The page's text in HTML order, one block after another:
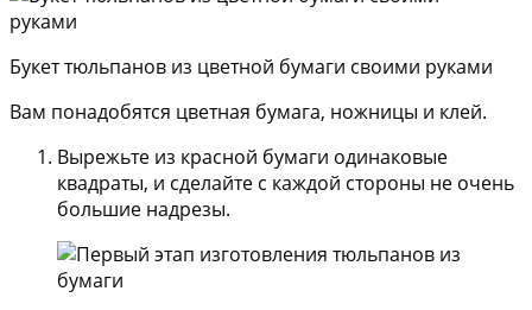
Букет тюльпанов из цветной бумаги своими руками
Вам понадобятся цветная бумага, ножницы и клей.
Вырежьте из красной бумаги одинаковые
квадраты, и сделайте с каждой стороны не очень
большие надрезы.